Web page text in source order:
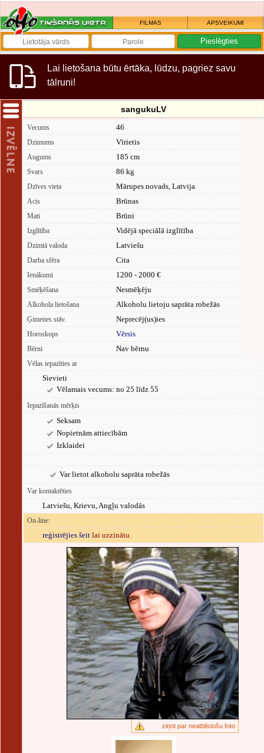
FILMAS APSVEIKUMI
Lai lietošana būtu ērtāka, lūdzu, pagriez savu
tālruni!
sangukuLV
Vecums 46
Dzimums Vīrietis
Augums 185 cm
Svars 86 kg
Dzīves vieta Mārupes novads, Latvija
Acis Brūnas
Mati Brūni
Izglītība Vidējā speciālā izglītība
Dzimtā valoda Latviešu
Darba sfēra Cita
Ienākumi 1200 - 2000 €
Smēķēšana Nesmēķēju
Alkohola lietošana Alkoholu lietoju saprāta robežās
Ģimenes stāv. Neprecēj(us)ies
Horoskops Vērsis
Bērni Nav bērnu
Vēlas iepazīties ar
Sievieti
Vēlamais vecums: no 25 līdz 55
Iepazīšanās mērķis
Seksam
Nopietnām attiecībām
Izklaidei
Var lietot alkoholu saprāta robežās
Var kontaktēties
Latviešu, Krievu, Angļu valodās
On-line:
reģistrējies šeit lai uzzinātu.
ziņot par neatbilstošu foto